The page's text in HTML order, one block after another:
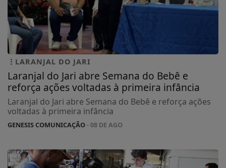
LARANJAL DO JARI
Laranjal do Jari abre Semana do Bebê e
reforça ações voltadas à primeira infância
Laranjal do Jari abre Semana do Bebê e reforça ações
voltadas à primeira infância
GENESIS COMUNICAÇÃO- 08 DE AGO